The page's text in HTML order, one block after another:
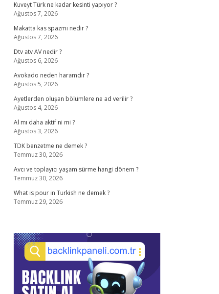
Kuveyt Türk ne kadar kesinti yapıyor ?
Ağustos 7, 2026
Makatta kas spazmı nedir ?
Ağustos 7, 2026
Dtv atv AV nedir ?
Ağustos 6, 2026
Avokado neden haramdır ?
Ağustos 5, 2026
Ayetlerden oluşan bölümlere ne ad verilir ?
Ağustos 4, 2026
Al mı daha aktif ni mi ?
Ağustos 3, 2026
TDK benzetme ne demek ?
Temmuz 30, 2026
Avcı ve toplayıcı yaşam sürme hangi dönem ?
Temmuz 30, 2026
What is pour in Turkish ne demek ?
Temmuz 29, 2026